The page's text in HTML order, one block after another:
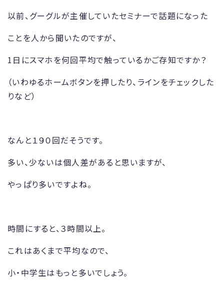
以前、グーグルが主催していたセミナーで話題になった
ことを人から聞いたのですが、
1日にスマホを何回平均で触っているかご存知ですか？
（いわゆるホームボタンを押したり、ラインをチェックした
りなど）
なんと１９０回だそうです。
多い、少ないは個人差があると思いますが、
やっぱり多いですよね。
時間にすると、３時間以上。
これはあくまで平均なので、
小・中学生はもっと多いでしょう。